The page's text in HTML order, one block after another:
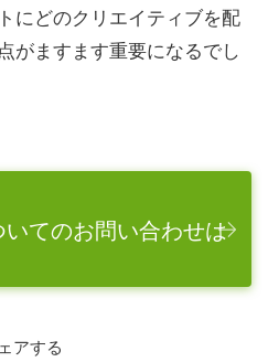
にどのクリエイティブを配
がますます重要になるでし
てのお問い合わせは
アする